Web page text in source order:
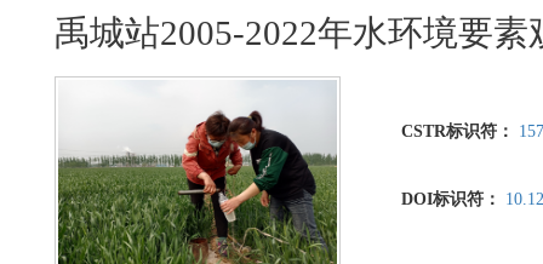
禹城站2005-2022年水环境要素
CSTR标识符：
DOI标识符：